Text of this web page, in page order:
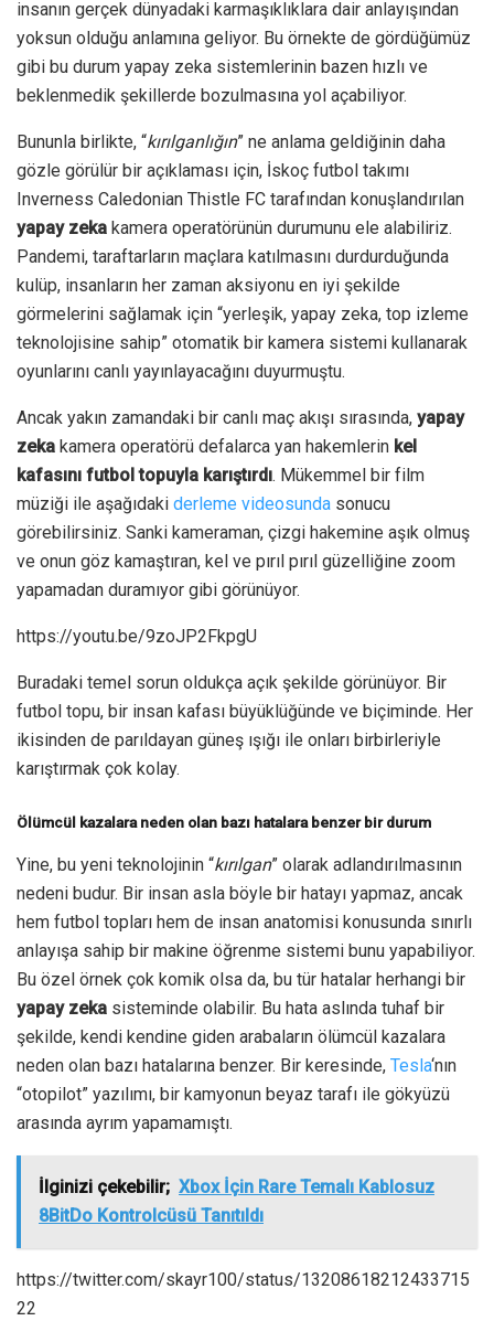
insanın gerçek dünyadaki karmaşıklıklara dair anlayışından
yoksun olduğu anlamına geliyor. Bu örnekte de gördüğümüz
gibi bu durum yapay zeka sistemlerinin bazen hızlı ve
beklenmedik şekillerde bozulmasına yol açabiliyor.
Bununla birlikte, “kırılganlığın” ne anlama geldiğinin daha
gözle görülür bir açıklaması için, İskoç futbol takımı
Inverness Caledonian Thistle FC tarafından konuşlandırılan
yapay zeka kamera operatörünün durumunu ele alabiliriz.
Pandemi, taraftarların maçlara katılmasını durdurduğunda
kulüp, insanların her zaman aksiyonu en iyi şekilde
görmelerini sağlamak için “yerleşik, yapay zeka, top izleme
teknolojisine sahip” otomatik bir kamera sistemi kullanarak
oyunlarını canlı yayınlayacağını duyurmuştu.
Ancak yakın zamandaki bir canlı maç akışı sırasında, yapay
zeka kamera operatörü defalarca yan hakemlerin kel
kafasını futbol topuyla karıştırdı. Mükemmel bir film
müziği ile aşağıdaki derleme videosunda sonucu
görebilirsiniz. Sanki kameraman, çizgi hakemine aşık olmuş
ve onun göz kamaştıran, kel ve pırıl pırıl güzelliğine zoom
yapamadan duramıyor gibi görünüyor.
https://youtu.be/9zoJP2FkpgU
Buradaki temel sorun oldukça açık şekilde görünüyor. Bir
futbol topu, bir insan kafası büyüklüğünde ve biçiminde. Her
ikisinden de parıldayan güneş ışığı ile onları birbirleriyle
karıştırmak çok kolay.
Ölümcül kazalara neden olan bazı hatalara benzer bir durum
Yine, bu yeni teknolojinin “kırılgan” olarak adlandırılmasının
nedeni budur. Bir insan asla böyle bir hatayı yapmaz, ancak
hem futbol topları hem de insan anatomisi konusunda sınırlı
anlayışa sahip bir makine öğrenme sistemi bunu yapabiliyor.
Bu özel örnek çok komik olsa da, bu tür hatalar herhangi bir
yapay zeka sisteminde olabilir. Bu hata aslında tuhaf bir
şekilde, kendi kendine giden arabaların ölümcül kazalara
neden olan bazı hatalarına benzer. Bir keresinde, Tesla‘nın
“otopilot” yazılımı, bir kamyonun beyaz tarafı ile gökyüzü
arasında ayrım yapamamıştı.
İlginizi çekebilir; Xbox İçin Rare Temalı Kablosuz
8BitDo Kontrolcüsü Tanıtıldı
https://twitter.com/skayr100/status/13208618212433715
22